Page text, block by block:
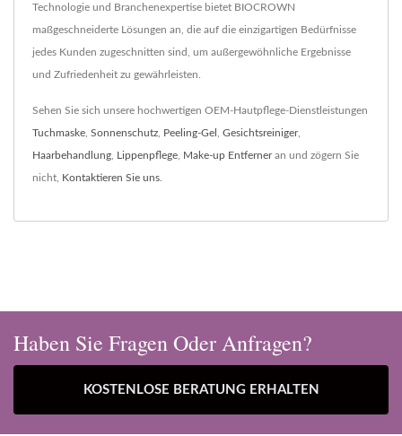
Technologie und Branchenexpertise bietet BIOCROWN
maßgeschneiderte Lösungen an, die auf die einzigartigen Bedürfnisse
jedes Kunden zugeschnitten sind, um außergewöhnliche Ergebnisse
und Zufriedenheit zu gewährleisten.
Sehen Sie sich unsere hochwertigen OEM-Hautpflege-Dienstleistungen
Tuchmaske, Sonnenschutz, Peeling-Gel , Gesichtsreiniger,
Haarbehandlung, Lippenpflege, Make-up Entferneran und zögern Sie
nicht, Kontaktieren Sie uns.
Haben Sie Fragen Oder Anfragen?
KOSTENLOSE BERATUNG ERHALTEN